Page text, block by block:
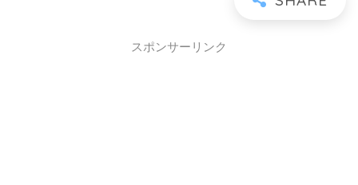
スポンサーリンク